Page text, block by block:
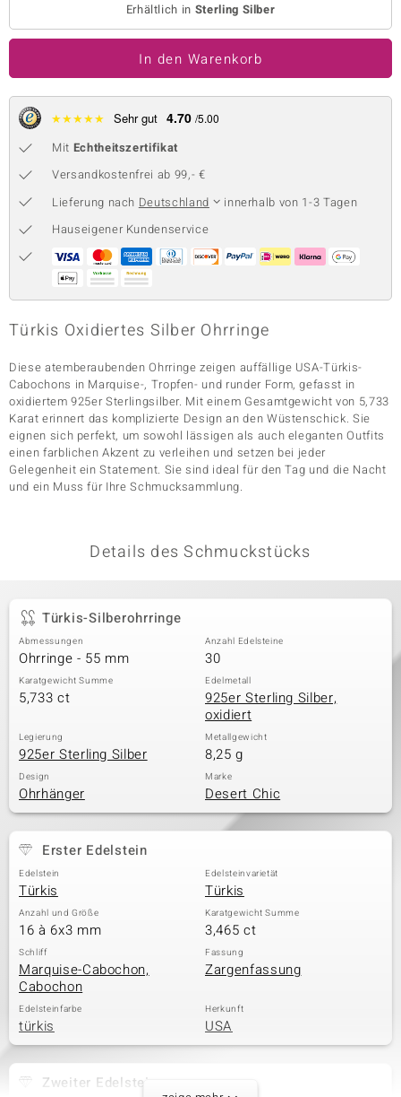
Collection
Collection
Erhältlich in Sterling Silber
In den Warenkorb
★★★★★ Sehr gut 4.70 /5.00
Mit Echtheitszertifikat
Versandkostenfrei ab 99,- €
Lieferung nach Deutschland
innerhalb von 1-3 Tagen
Hauseigener Kundenservice
Türkis Oxidiertes Silber Ohrringe
Diese atemberaubenden Ohrringe zeigen auffällige USA-Türkis-
Cabochons in Marquise-, Tropfen- und runder Form, gefasst in
oxidiertem 925er Sterlingsilber. Mit einem Gesamtgewicht von 5,733
Karat erinnert das komplizierte Design an den Wüstenschick. Sie
eignen sich perfekt, um sowohl lässigen als auch eleganten Outfits
einen farblichen Akzent zu verleihen und setzen bei jeder
Gelegenheit ein Statement. Sie sind ideal für den Tag und die Nacht
und ein Muss für Ihre Schmucksammlung.
Details des Schmuckstücks
Türkis-Silberohrringe
Abmessungen
Ohrringe - 55 mm
Anzahl Edelsteine
30
Karatgewicht Summe
5,733 ct
Edelmetall
925er Sterling Silber,
oxidiert
Legierung
925er Sterling Silber
Metallgewicht
8,25 g
Design
Ohrhänger
Marke
Desert Chic
Erster Edelstein
Edelstein
Türkis
Edelsteinvarietät
Türkis
Anzahl und Größe
16 à 6x3 mm
Karatgewicht Summe
3,465 ct
Schliff
Marquise-Cabochon,
Cabochon
Fassung
Zargenfassung
Edelsteinfarbe
türkis
Herkunft
USA
Zweiter Edelstein